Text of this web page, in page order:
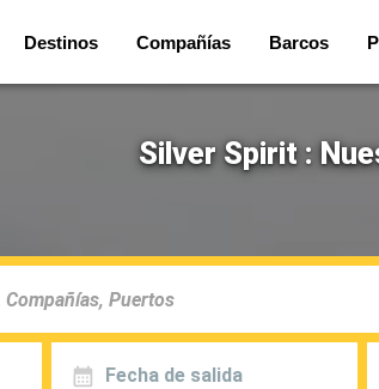
Destinos Compañías Barcos
Silver Spirit :
Fecha de salida